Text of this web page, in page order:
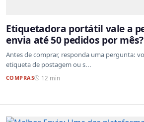
Etiquetadora portátil vale a
envia até 50 pedidos por mês?
Antes de comprar, responda uma pergunta:
etiqueta de postagem ou s...
COMPRAS 12 min